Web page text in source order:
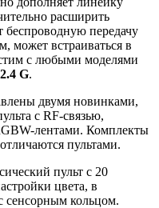
расширить
беспроводную передачу
может встраиваться в
с любыми моделями
G.
двумя новинками,
с RF-связью,
лентами. Комплекты
пультами.
пульт с 20
цвета, в
кольцом.